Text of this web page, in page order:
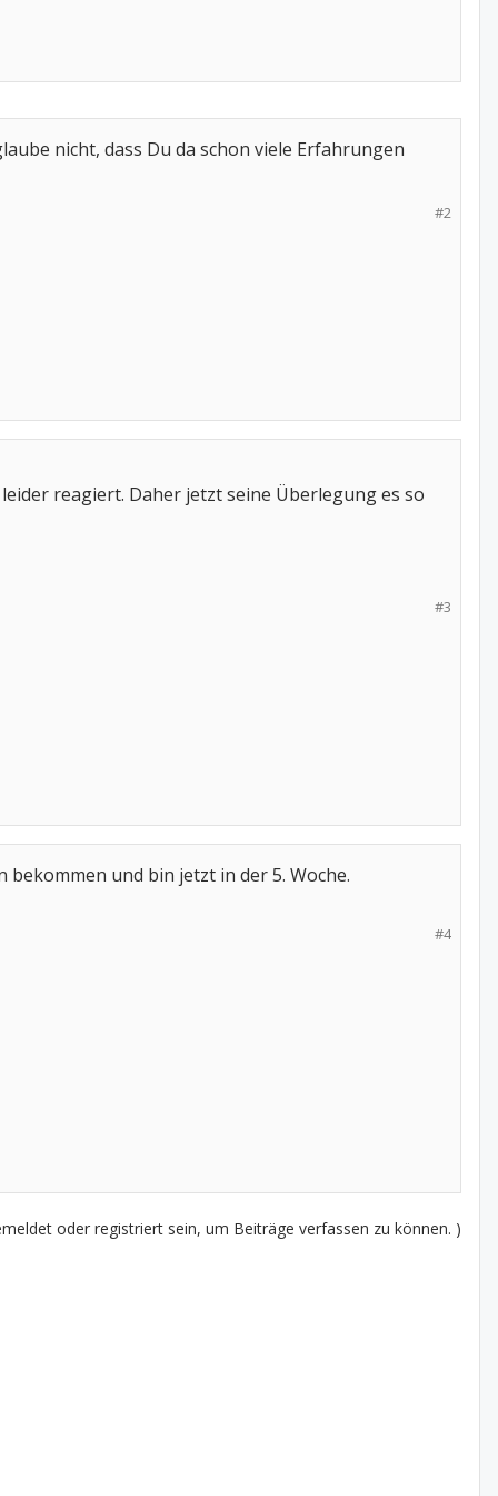
nicht, dass Du da schon viele Erfahrungen
#2
reagiert. Daher jetzt seine Überlegung es so
#3
und bin jetzt in der 5. Woche.
#4
oder registriert sein, um Beiträge verfassen zu können. )